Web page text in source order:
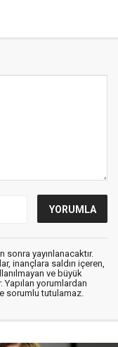
sonra yayınlanacaktır.
inançlara saldırı içeren,
ve büyük
Yapılan yorumlardan
sorumlu tutulamaz.